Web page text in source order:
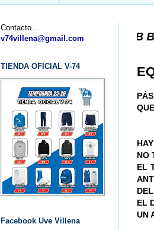
... CLUB
NO
EL
EL
UN
Contacto...
v74villena@gmail.com
TIENDA OFICIAL V-74
Facebook Uve Villena